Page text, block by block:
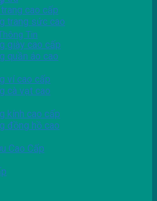
Tin
cao cấp
trang sức cao
giày cao cấp
quần áo cao
ví cao cấp
cà vạt cao
kính cao cấp
đồng hồ cao
Cao Cấp